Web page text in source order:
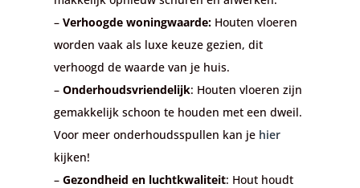
– Verhoogde woningwaarde:Houten vloeren
worden vaak als luxe keuze gezien, dit
verhoogd de waarde van je huis.
– Onderhoudsvriendelijk: Houten vloeren zijn
gemakkelijk schoon te houden met een dweil.
Voor meer onderhoudsspullen kan je hier
kijken!
– Gezondheid en luchtkwaliteit: Hout houdt